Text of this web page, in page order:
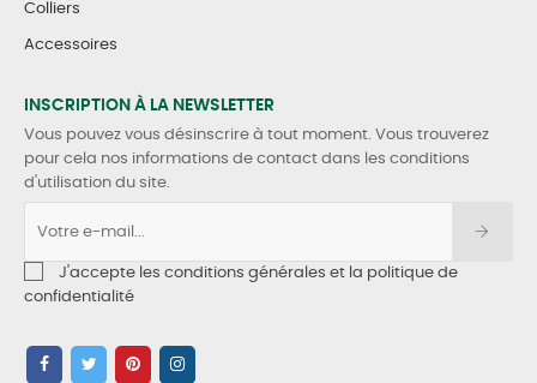
Colliers
Accessoires
INSCRIPTION À LA NEWSLETTER
Vous pouvez vous désinscrire à tout moment. Vous trouverez
pour cela nos informations de contact dans les conditions
d'utilisation du site.
J'accepte les conditions générales et la politique de
confidentialité